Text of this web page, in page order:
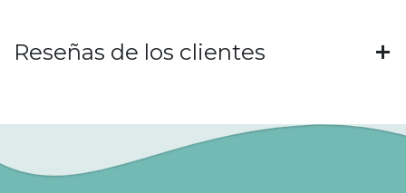
Reseñas de los clientes